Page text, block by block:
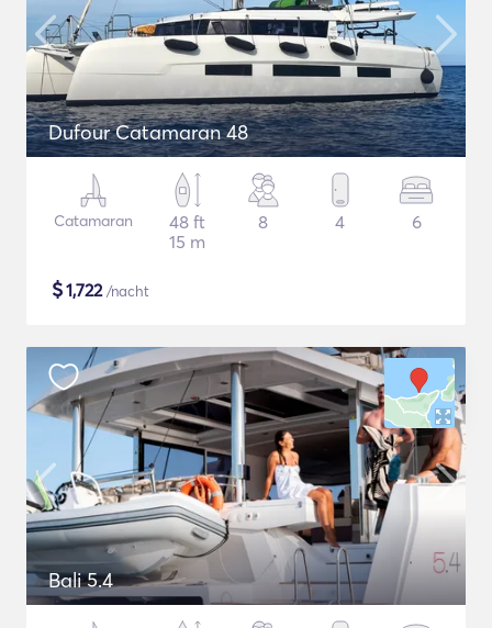
Dufour Catamaran 48
Catamaran
48 ft
15 m
8 4 6
$1,722/nacht
Bali 5.4